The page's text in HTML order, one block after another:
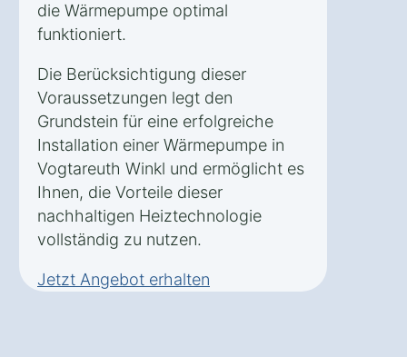
die Wärmepumpe optimal
funktioniert.
Die Berücksichtigung dieser
Voraussetzungen legt den
Grundstein für eine erfolgreiche
Installation einer Wärmepumpe in
Vogtareuth Winkl und ermöglicht es
Ihnen, die Vorteile dieser
nachhaltigen Heiztechnologie
vollständig zu nutzen.
Jetzt Angebot erhalten